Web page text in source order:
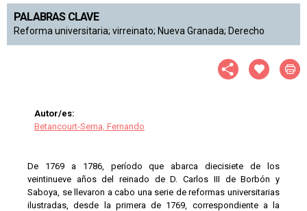
PALABRAS CLAVE
Reforma universitaria; virreinato; Nueva Granada; Derecho
Autor/es:
Betancourt-Serna, Fernando
De 1769 a 1786, período que abarca diecisiete de los
veintinueve años del reinado de D. Carlos III de Borbón y
Saboya, se llevaron a cabo una serie de reformas universitarias
ilustradas, desde la primera de 1769, correspondiente a la